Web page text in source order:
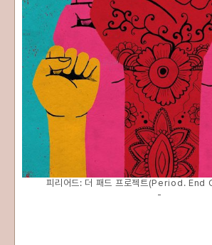
피리어드: 더 패드 프로젝트(Period.
-